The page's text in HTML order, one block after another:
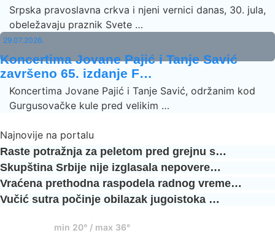
Srpska pravoslavna crkva i njeni vernici danas, 30. jula,
obeležavaju praznik Svete …
29.07.2026.
Koncertima Jovane Pajić i Tanje Savić
završeno 65. izdanje F…
Koncertima Jovane Pajić i Tanje Savić, održanim kod
Gurgusovačke kule pred velikim …
Najnovije na portalu
Raste potražnja za peletom pred grejnu s…
Skupština Srbije nije izglasala nepovere…
Vraćena prethodna raspodela radnog vreme…
Vučić sutra počinje obilazak jugoistoka …
min 20° / max 36°